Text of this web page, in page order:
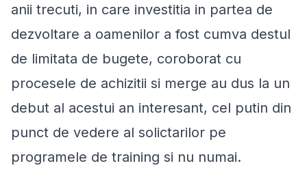
anii trecuti, in care investitia in partea de
dezvoltare a oamenilor a fost cumva destul
de limitata de bugete, coroborat cu
procesele de achizitii si merge au dus la un
debut al acestui an interesant, cel putin din
punct de vedere al solictarilor pe
programele de training si nu numai.